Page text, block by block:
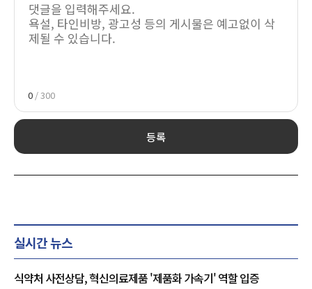
0 / 300
등록
실시간 뉴스
식약처 사전상담, 혁신의료제품 '제품화 가속기' 역할 입증